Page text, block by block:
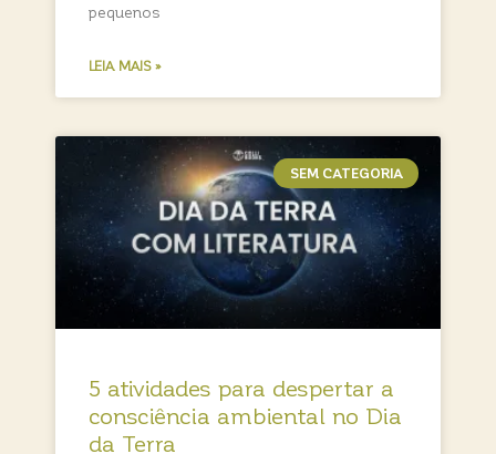
pequenos
LEIA MAIS »
SEM CATEGORIA
5 atividades para despertar a
consciência ambiental no Dia
da Terra